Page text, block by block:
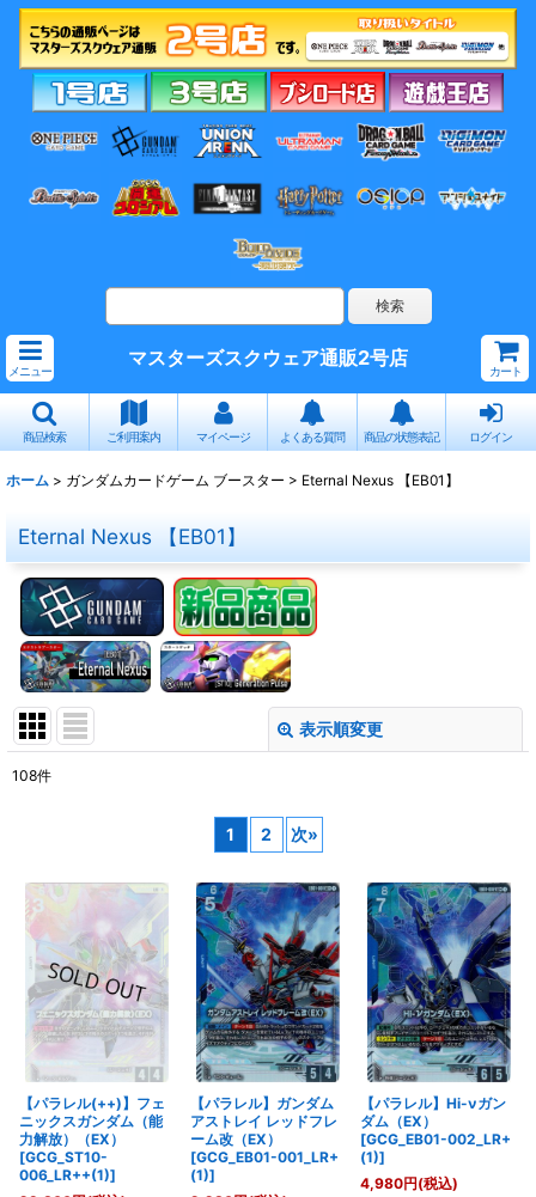
メニュー
マスターズスクウェア通販2号店
カート
商品検索 ご利用案内 マイページ よくある質問 商品の状態表記 ログイン
ホーム > ガンダムカードゲーム ブースター > Eternal Nexus 【EB01】
Eternal Nexus 【EB01】
表示順変更
並び順
絞り込む
108件
1 2 次»
【パラレル(++)】フェ
ニックスガンダム（能
力解放）（EX）
[GCG_ST10-
006_LR++(1)]
【パラレル】ガンダム
アストレイ レッドフレ
ーム改（EX）
[GCG_EB01-001_LR+
(1)]
【パラレル】Hi-νガン
ダム（EX）
[GCG_EB01-002_LR+
(1)]
4,980円(税込)